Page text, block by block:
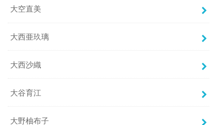
大空直美
大西亜玖璃
大西沙織
大谷育江
大野柚布子